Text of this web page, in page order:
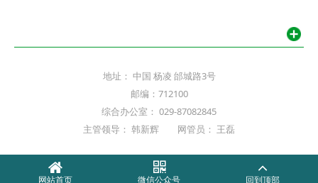
地址： 中国 杨凌 邰城路3号
邮编：712100
综合办公室： 029-87082845
主管领导： 韩新辉 网管员： 王磊
网站首页 微信公众号 回到顶部